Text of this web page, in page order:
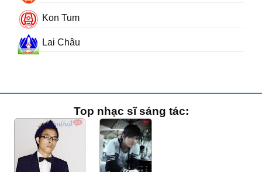
Kon Tum
Lai Châu
Top nhạc sĩ sáng tác: